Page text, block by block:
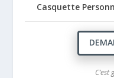
Casquette